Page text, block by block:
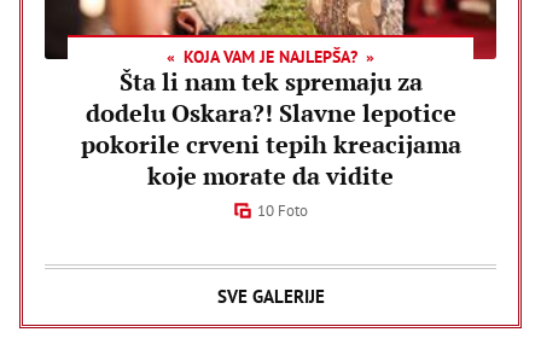
KOJA VAM JE NAJLEPŠA?
Šta li nam tek spremaju za
dodelu Oskara?! Slavne lepotice
pokorile crveni tepih kreacijama
koje morate da vidite
10 Foto
SVE GALERIJE